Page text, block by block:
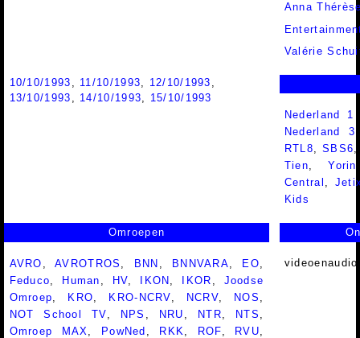
Anna
Valérie
10/10/1993 11/10/1993 12/10/1993
13/10/1993
14/10/1993
15/10/1993
Nederland
Nederland
RTL8,SBS6
Tien,Yorin
Central ,
Kids
Omroepen
AVRO ,AVROTROS BNN BNNVARA EO
Feduco
Human HV IKON IKOR
Joodse
Omroep
KRO KRO-NCRV NCRV NOS
NOT School TV
NPS NRU NTR NTS
Omroep MAX
PowNed RKK ROF RVU